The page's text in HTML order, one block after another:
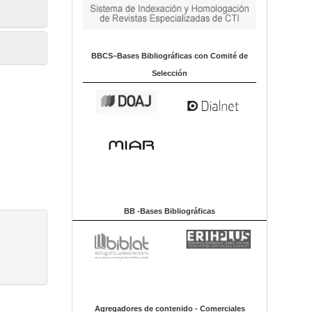
BBCS–Bases Bibliográficas con Comité de
Selección
BB -Bases Bibliográficas
Agregadores de contenido - Comerciales